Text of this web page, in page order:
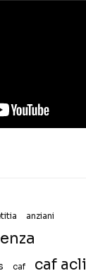
anziani
caf caf acli